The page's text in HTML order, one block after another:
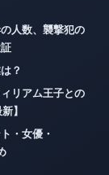
人数、襲撃犯の
？
リアム王子との
】
・女優・